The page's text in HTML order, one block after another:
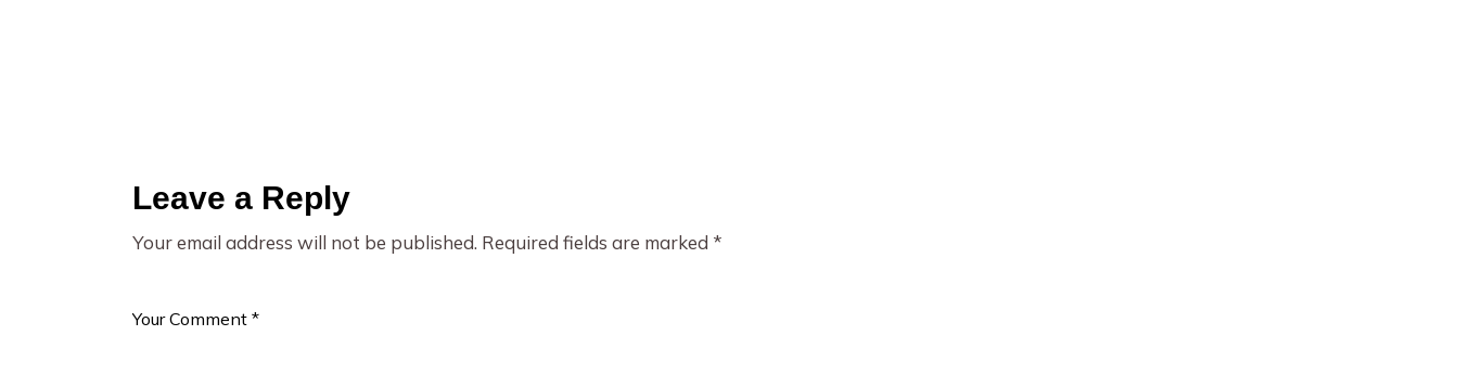
Leave a Reply
Your email address will not be published. Required fields are marked *